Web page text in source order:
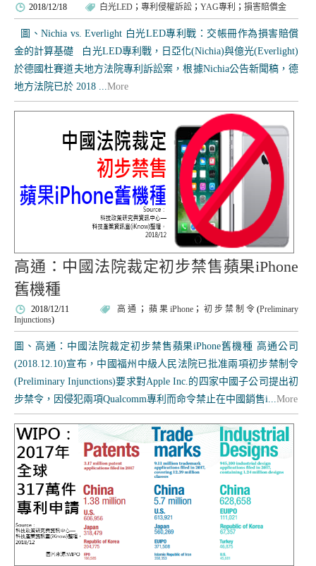
2018/12/18 白光LED ； 專利侵權訴訟 ； YAG專利 ； 損害賠償金
圖、Nichia vs. Everlight 白光LED專利戰：交帳冊作為損害賠償
金的計算基礎 白光LED專利戰，日亞化(Nichia)與億光(Everlight)
於德國杜賽道夫地方法院專利訴訟案，根據Nichia公告新聞稿，德
地方法院已於 2018 ...More
高通：中國法院裁定初步禁售蘋果iPhone
舊機種
2018/12/11 高通 ； 蘋果iPhone； 初步禁制令(Preliminary
Injunctions)
圖、高通：中國法院裁定初步禁售蘋果iPhone舊機種 高通公司
(2018.12.10)宣布，中國福州中級人民法院已批准兩項初步禁制令
(Preliminary Injunctions)要求對Apple Inc.的四家中國子公司提出初
步禁令，因侵犯兩項Qualcomm專利而命令禁止在中國銷售i...More